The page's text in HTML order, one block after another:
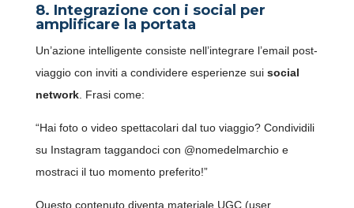
8. Integrazione con i social per
amplificare la portata
Un’azione intelligente consiste nell’integrare l’email post-
viaggio con inviti a condividere esperienze sui social
network. Frasi come:
“Hai foto o video spettacolari dal tuo viaggio? Condividili
su Instagram taggandoci con @nomedelmarchio e
mostraci il tuo momento preferito!”
Questo contenuto diventa materiale UGC (user
SCARICA LA NUOVA APP
OFFRIVIAGGI